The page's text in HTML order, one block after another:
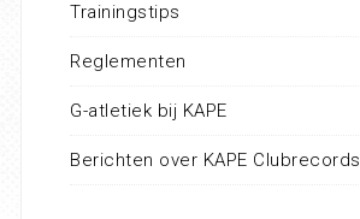
Trainingstips
Reglementen
G-atletiek bij KAPE
Berichten over KAPE Clubrecords